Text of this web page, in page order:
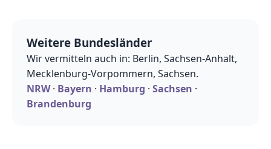
Weitere Bundesländer
Wir vermitteln auch in: Berlin, Sachsen-Anhalt,
Mecklenburg-Vorpommern, Sachsen.
NRW· Bayern · Hamburg · Sachsen ·
Brandenburg